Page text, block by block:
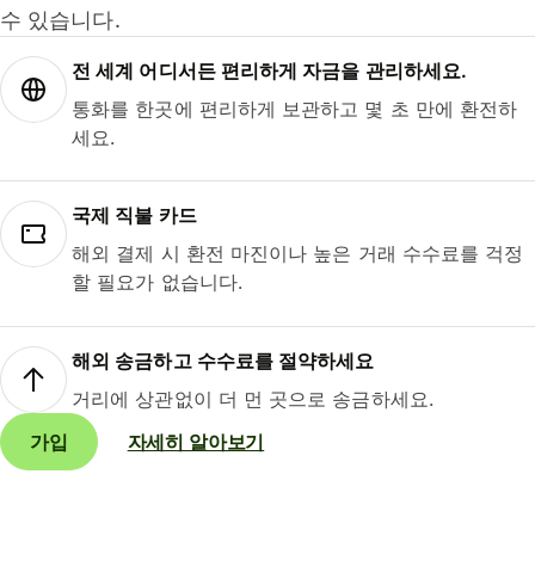
수 있습니다.
전 세계 어디서든 편리하게 자금을 관리하세요.
통화를 한곳에 편리하게 보관하고 몇 초 만에 환전하
세요.
국제 직불 카드
해외 결제 시 환전 마진이나 높은 거래 수수료를 걱정
할 필요가 없습니다.
해외 송금하고 수수료를 절약하세요
거리에 상관없이 더 먼 곳으로 송금하세요.
가입
자세히 알아보기